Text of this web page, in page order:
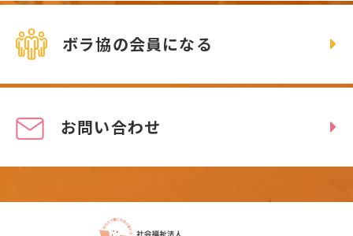
ボラ協の会員になる
お問い合わせ